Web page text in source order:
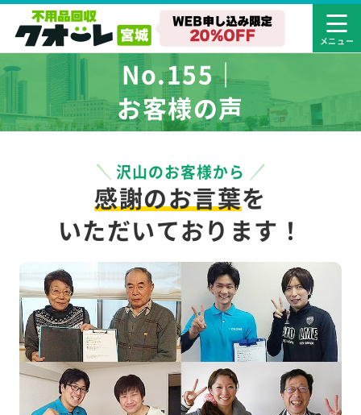
No.155｜
お客様の声
沢山のお客様から
感謝のお言葉を
いただいております！